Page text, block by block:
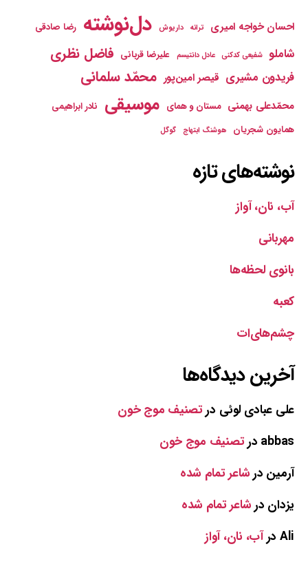
احسان خواجه امیری ترانه داریوش دل‌نوشته رضا صادقی
شاملو شفیعی کدکنی عادل دانتیسم علیرضا قربانی فاضل نظری
فریدون مشیری قیصر امین‌پور محمّد سلمانی
محمّدعلی بهمنی مستان و همای موسیقی نادر ابراهیمی
همایون شجریان
هوشنگ ابتهاج گوگل
نوشته‌های تازه
آب، نان، آواز
مهربانی
بانوی لحظه‌ها
کعبه
چشم‌های‌ات
آخرین دیدگاه‌ها
علی عبادی لوئی درتصنیف موج خون
abbas درتصنیف موج خون
آرمین درشاعر تمام شده
یزدان درشاعر تمام شده
Ali درآب، نان، آواز